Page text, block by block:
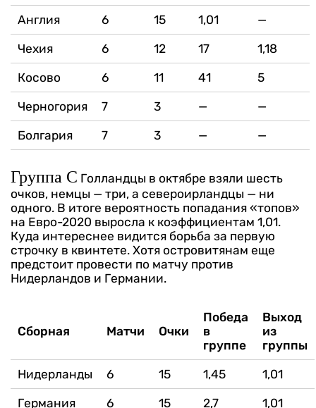
Англия 6 15 1,01 —
Чехия 6 12 17 1,18
Косово 6 11 41 5
Черногория 7 3 — —
Болгария 7 3 — —
Группа С Голландцы в октябре взяли шесть
очков, немцы — три, а североирландцы — ни
одного. В итоге вероятность попадания «топов»
на Евро-2020 выросла к коэффициентам 1,01.
Куда интереснее видится борьба за первую
строчку в квинтете. Хотя островитянам еще
предстоит провести по матчу против
Нидерландов и Германии.
Сборная Матчи Очки
Победа
в
группе
Выход
из
группы
Нидерланды 6 15 1,45 1,01
Германия 6 15 2,7 1,01